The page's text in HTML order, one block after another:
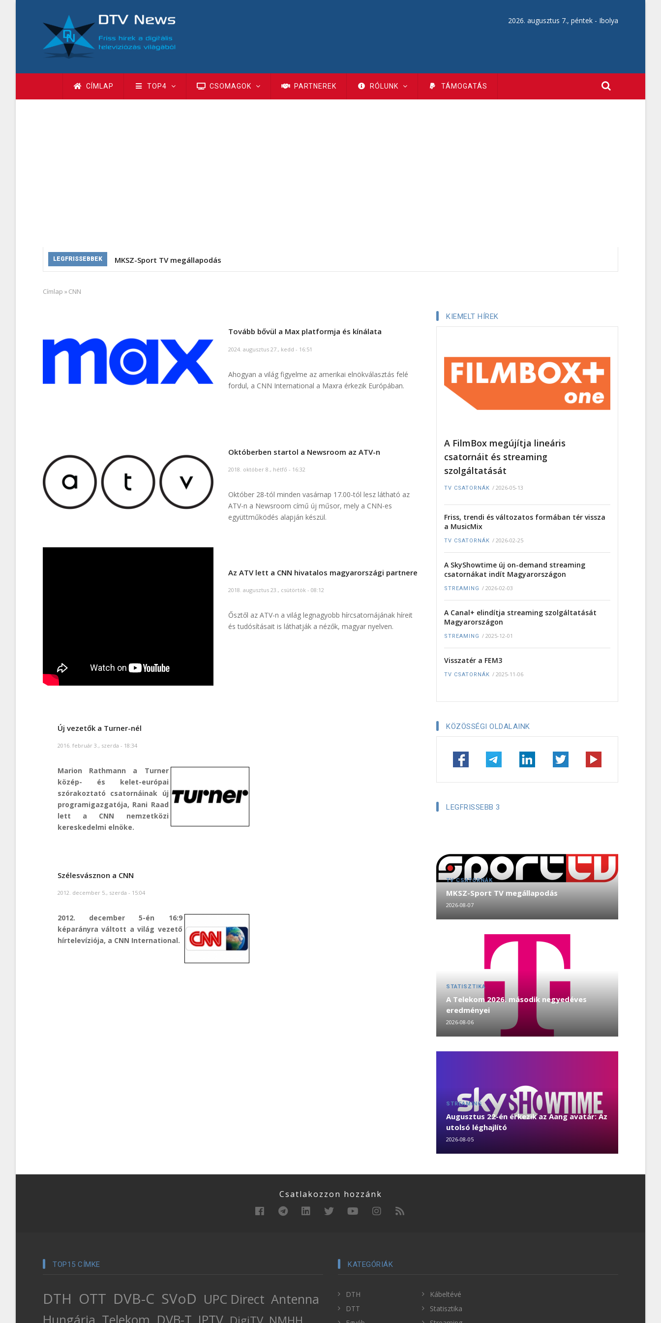
tartalomra
2026. augusztus 7., péntek - Ibolya
Fő
navigáció
CÍMLAP TOP4 CSOMAGOK PARTNEREK RÓLUNK TÁMOGATÁS
LEGFRISSEBBEK MKSZ-Sport TV megállapodás
Morzsa
Címlap »CNN
Tovább bővül a Max platformja és kínálata
2024. augusztus 27., kedd - 16:51
Ahogyan a világ figyelme az amerikai elnökválasztás felé
fordul, a CNN International a Maxra érkezik Európában.
Októberben startol a Newsroom az ATV-n
2018. október 8., hétfő - 16:32
Október 28-tól minden vasárnap 17.00-tól lesz látható az
ATV-n a Newsroom című új műsor, mely a CNN-es
együttműködés alapján készül.
Az ATV lett a CNN hivatalos magyarországi partnere
2018. augusztus 23., csütörtök - 08:12
Ősztől az ATV-n a világ legnagyobb hírcsatornájának híreit
és tudósításait is láthatják a nézők, magyar nyelven.
Új vezetők a Turner-nél
2016. február 3., szerda - 18:34
Marion Rathmann a Turner
közép- és kelet-európai
szórakoztató csatornáinak új
programigazgatója, Rani Raad
lett a CNN nemzetközi
kereskedelmi elnöke.
Szélesvásznon a CNN
2012. december 5., szerda - 15:04
2012. december 5-én 16:9
képarányra váltott a világ vezető
hírtelevíziója, a CNN International.
KIEMELT HÍREK
A FilmBox megújítja lineáris
csatornáit és streaming
szolgáltatását
TV CSATORNÁK / 2026-05-13
Friss, trendi és változatos formában tér vissza
a MusicMix
TV CSATORNÁK / 2026-02-25
A SkyShowtime új on-demand streaming
csatornákat indít Magyarországon
STREAMING / 2026-02-03
A Canal+ elindítja streaming szolgáltatását
Magyarországon
STREAMING / 2025-12-01
Visszatér a FEM3
TV CSATORNÁK / 2025-11-06
KÖZÖSSÉGI OLDALAINK
LEGFRISSEBB 3
TV CSATORNÁK
MKSZ-Sport TV megállapodás
2026-08-07
STATISZTIKA
A Telekom 2026. második negyedéves
eredményei
2026-08-06
STREAMING
Augusztus 22-én érkezik az Aang avatár: Az
utolsó léghajlító
2026-08-05
Csatlakozzon hozzánk
TOP15 CÍMKE
DTH OTT DVB-C SVoD UPC Direct Antenna
KATEGÓRIÁK
DTH
DTT
Kábeltévé
Statisztika